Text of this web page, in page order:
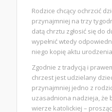
Rodzice chcący ochrzcić
przynajmniej na trzy
datą chrztu zgłosić się do
wypełnić wtedy
niego kopię aktu
Zgodnie z tradycją i
chrzest jest udzielany
przynajmniej jedno z
uzasadniona nadzieja, że
wierze katolickiej –